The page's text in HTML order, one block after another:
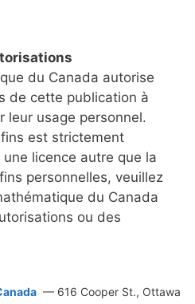
du Canada autorise
de cette publication à
leur usage personnel.
fins est strictement
licence autre que la
personnelles, veuillez
du Canada
ou des
— 616 Cooper St., Ottawa